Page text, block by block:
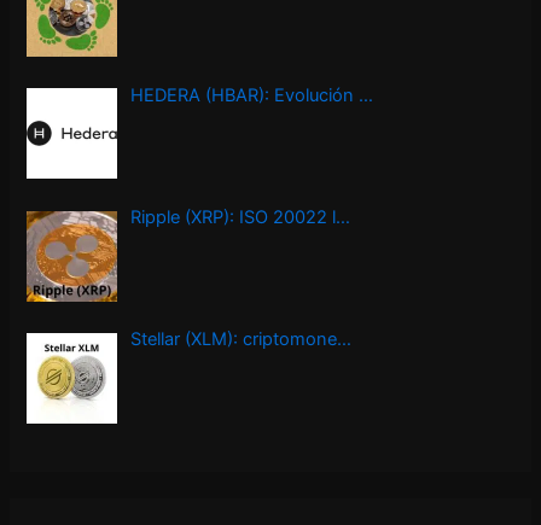
HEDERA (HBAR): Evolución …
Ripple (XRP): ISO 20022 l…
Stellar (XLM): criptomone…